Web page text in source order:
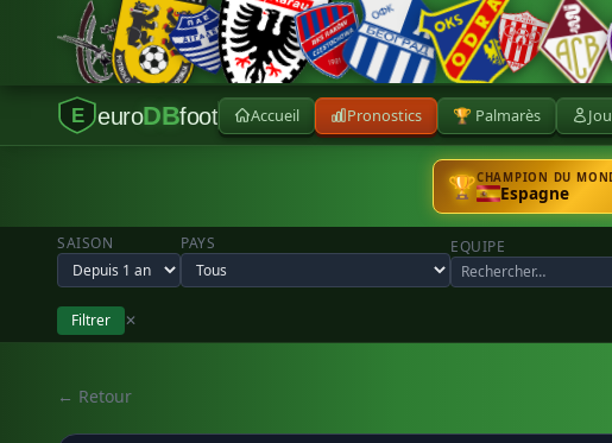
E euroDBfoot Accueil Pronostics 🏆 Palmarès
🏆CHAMPION DU
Espagne
SAISON PAYS EQUIPE
Filtrer ✕
← Retour